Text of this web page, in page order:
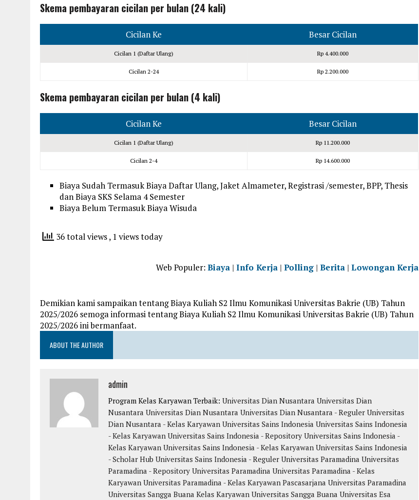
Skema pembayaran cicilan per bulan (24 kali)
Cicilan Ke Besar Cicilan
Cicilan 1 (Daftar Ulang) Rp 4.400.000
Cicilan 2-24 Rp 2.200.000
Skema pembayaran cicilan per bulan (4 kali)
Cicilan Ke Besar Cicilan
Cicilan 1 (Daftar Ulang) Rp 11.200.000
Cicilan 2-4 Rp 14.600.000
Biaya Sudah Termasuk Biaya Daftar Ulang, Jaket Almameter, Registrasi /semester, BPP, Thesis
dan Biaya SKS Selama 4 Semester
Biaya Belum Termasuk Biaya Wisuda
36 total views, 1 views today
Web Populer: Biaya| Info Kerja| Polling| Berita| Lowongan Kerja
Demikian kami sampaikan tentang Biaya Kuliah S2 Ilmu Komunikasi Universitas Bakrie (UB) Tahun
2025/2026 semoga informasi tentang Biaya Kuliah S2 Ilmu Komunikasi Universitas Bakrie (UB) Tahun
2025/2026 ini bermanfaat.
ABOUT THE AUTHOR
admin
Program Kelas Karyawan Terbaik: Universitas Dian Nusantara Universitas Dian
Nusantara Universitas Dian Nusantara Universitas Dian Nusantara - Reguler Universitas
Dian Nusantara - Kelas Karyawan Universitas Sains Indonesia Universitas Sains Indonesia
- Kelas Karyawan Universitas Sains Indonesia - Repository Universitas Sains Indonesia -
Kelas Karyawan Universitas Sains Indonesia - Kelas Karyawan Universitas Sains Indonesia
- Scholar Hub Universitas Sains Indonesia - Reguler Universitas Paramadina Universitas
Paramadina - Repository Universitas Paramadina Universitas Paramadina - Kelas
Karyawan Universitas Paramadina - Kelas Karyawan Pascasarjana Universitas Paramadina
Universitas Sangga Buana Kelas Karyawan Universitas Sangga Buana Universitas Esa